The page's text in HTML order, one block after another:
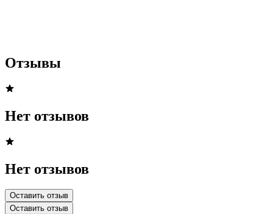
Отзывы
Нет отзывов
Нет отзывов
Оставить отзыв
Оставить отзыв